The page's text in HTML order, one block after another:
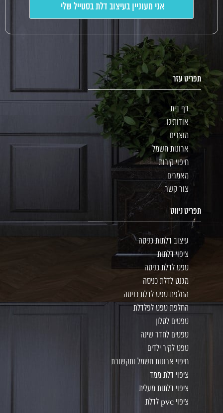
תפריט עזר
דף בית
אודותינו
מוצרים
ארונות חשמל
חיפוי קירות
מאמרים
צור קשר
תפריט ניווט
עיצוב דלתות כניסה
ציפוי דלתות
טפט לדלת כניסה
מגנט לדלת כניסה
החלפת טפט לדלת כניסה
החלפת טפט לפלדלת
טפטים לסלון
טפטים לחדר שינה
טפט לקיר ילדים
חיפוי ארונות חשמל ותקשורת
ציפוי דלת ממד
ציפוי דלתות מעלית
ציפוי pvc לדלת